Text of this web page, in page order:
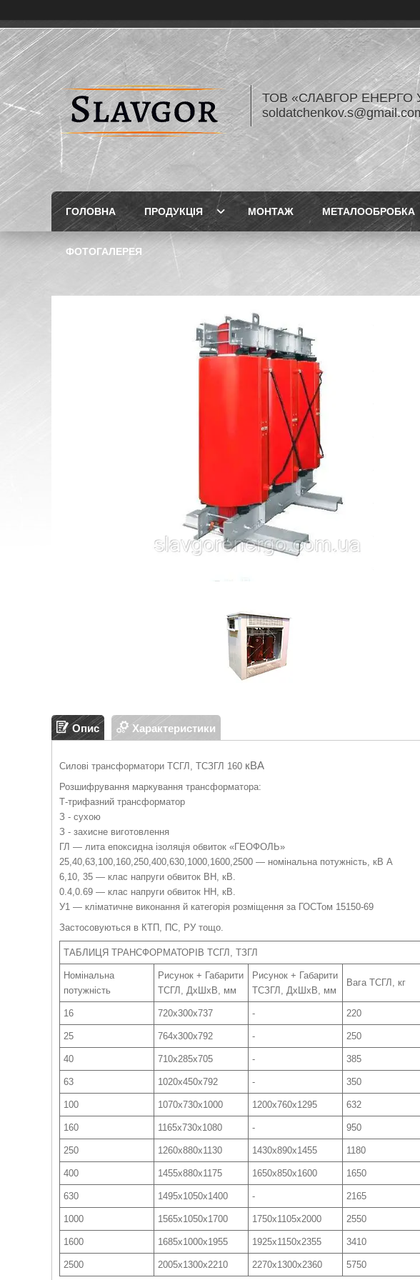
ТОВ «СЛАВГОР ЕНЕРГО
ГОЛОВНА ПРОДУКЦІЯ МОНТАЖ МЕТАЛООБРОБКА
ФОТОГАЛЕРЕЯ
Опис Характеристики
Силові трансформатори ТСГЛ, ТСЗГЛ 160 кВА
Розшифрування маркування трансформатора:
Т-трифазний трансформатор
З - сухою
З - захисне виготовлення
ГЛ — лита епоксидна ізоляція обвиток «ГЕОФОЛЬ»
25,40,63,100,160,250,400,630,1000,1600,2500 — номінальна потужність, кВ А
6,10, 35 — клас напруги обвиток ВН, кВ.
0.4,0.69 — клас напруги обвиток НН, кВ.
У1 — кліматичне виконання й категорія розміщення за ГОСТом 15150-69
Застосовуються в КТП, ПС, РУ тощо.
ТАБЛИЦЯ ТРАНСФОРМАТОРІВ ТСГЛ, ТЗГЛ
Номінальна
потужність
Рисунок + Габарити
ТСГЛ, ДхШхВ, мм
Рисунок + Габарити
ТСЗГЛ, ДхШхВ, мм
Вага ТСГЛ, кг
16 720х300х737 - 220
25 764х300х792 - 250
40 710х285х705 - 385
63 1020х450х792 - 350
100 1070х730х1000 1200х760х1295 632
160 1165х730х1080 - 950
250 1260х880х1130 1430х890х1455 1180
400 1455x880x1175 1650х850х1600 1650
630 1495х1050х1400 - 2165
1000 1565х1050х1700 1750х1105х2000 2550
1600 1685x1000x1955 1925x1150x2355 3410
2500 2005х1300х2210 2270x1300x2360 5750